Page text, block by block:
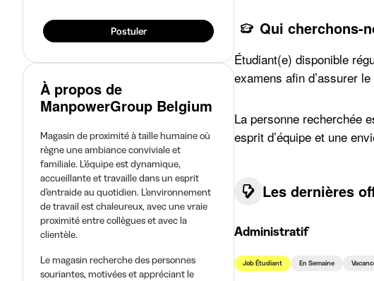
Postuler
À propos de
ManpowerGroup Belgium
Magasin de proximité à taille humaine où
règne une ambiance conviviale et
familiale. L’équipe est dynamique,
accueillante et travaille dans un esprit
d’entraide au quotidien. L’environnement
de travail est chaleureux, avec une vraie
proximité entre collègues et avec la
clientèle.
Le magasin recherche des personnes
souriantes, motivées et appréciant le
Qui cherchons-
Étudiant(e) disponible
examens afin d’assurer
La personne recherchée
esprit d’équipe et une
Les dernières
Administratif
Job Étudiant En Semaine